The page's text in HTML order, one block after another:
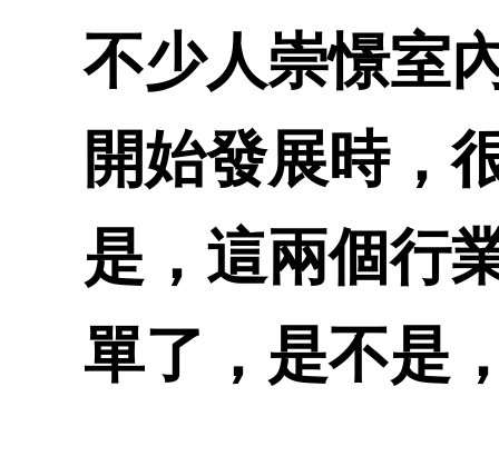
不少人崇憬室
開始發展時，
是，這兩個行
單了，是不是